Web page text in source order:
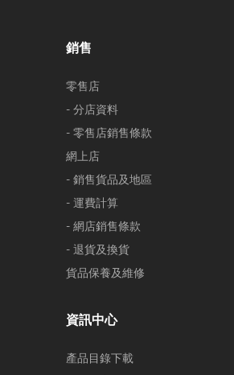
銷售
零售店
- 分店資料
- 零售店銷售條款
網上店
- 銷售貨品及地區
- 運費計算
- 網店銷售條款
- 退貨及換貨
貨品保養及維修
資訊中心
產品目錄下載